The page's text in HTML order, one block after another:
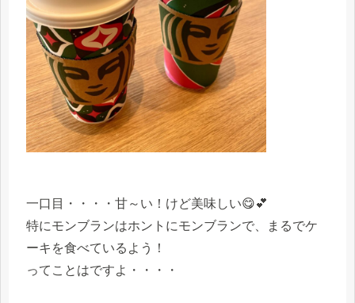
一口目・・・・甘～い！けど美味しい😋💕
特にモンブランはホントにモンブランで、まるでケ
ーキを食べているよう！
ってことはですよ・・・・